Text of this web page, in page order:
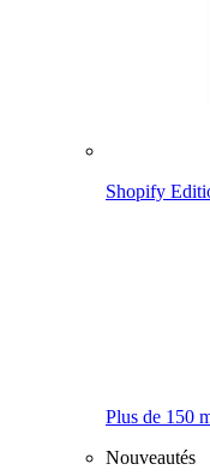
Shopify
Plus de 150
Nouveautés